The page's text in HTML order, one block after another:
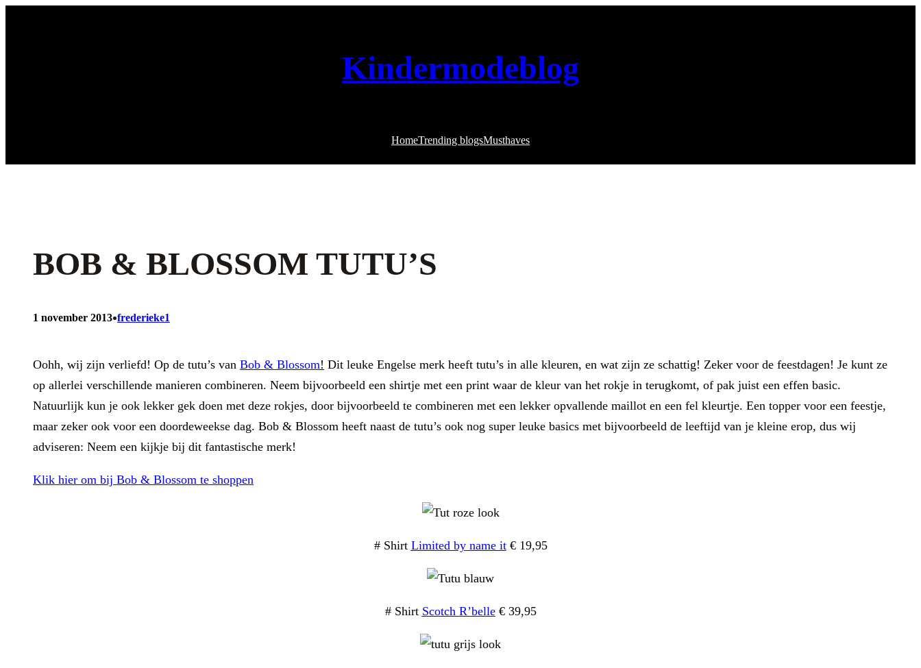
Kindermodeblog
HomeTrending blogsMusthaves
BOB & BLOSSOM TUTU’S
1 november 2013•frederieke1
Oohh, wij zijn verliefd! Op de tutu’s van Bob & Blossom! Dit leuke Engelse merk heeft tutu’s in alle kleuren, en wat zijn ze schattig! Zeker voor de feestdagen! Je kunt ze
op allerlei verschillende manieren combineren. Neem bijvoorbeeld een shirtje met een print waar de kleur van het rokje in terugkomt, of pak juist een effen basic.
Natuurlijk kun je ook lekker gek doen met deze rokjes, door bijvoorbeeld te combineren met een lekker opvallende maillot en een fel kleurtje. Een topper voor een feestje,
maar zeker ook voor een doordeweekse dag. Bob & Blossom heeft naast de tutu’s ook nog super leuke basics met bijvoorbeeld de leeftijd van je kleine erop, dus wij
adviseren: Neem een kijkje bij dit fantastische merk!
Klik hier om bij Bob & Blossom te shoppen
# Shirt Limited by name it€ 19,95
# Shirt Scotch R’belle€ 39,95